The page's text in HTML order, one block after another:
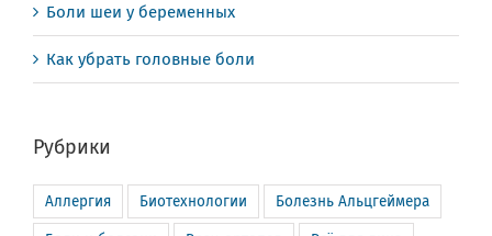
Боли шеи у беременных
Как убрать головные боли
Рубрики
Аллергия Биотехнологии Болезнь Альцгеймера